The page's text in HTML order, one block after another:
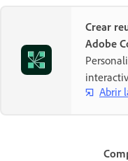
Crear
Adobe
Abrir